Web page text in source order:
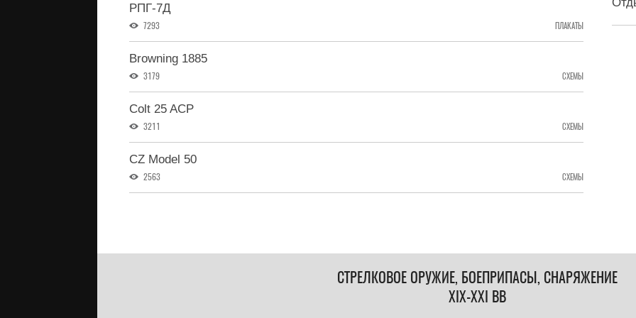
РПГ-7Д
7293 ПЛАКАТЫ
Browning 1885
3179 СХЕМЫ
Colt 25 ACP
3211 СХЕМЫ
CZ Model 50
2563 СХЕМЫ
СТРЕЛКОВОЕ ОРУЖИЕ, БОЕПРИПАСЫ, СНАРЯЖЕНИЕ
XIX-XXI ВВ